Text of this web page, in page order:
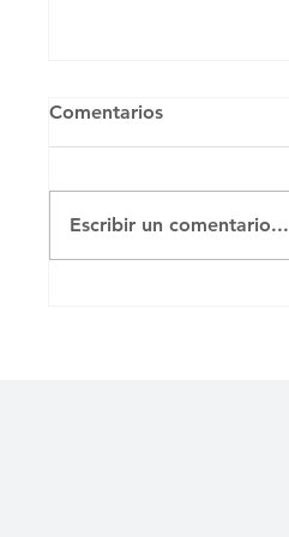
Comentarios
Escribir un comentario...